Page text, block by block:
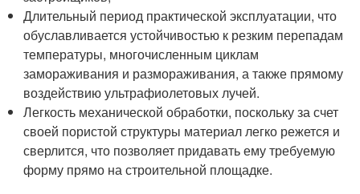
Длительный период практической эксплуатации, что
обуславливается устойчивостью к резким перепадам
температуры, многочисленным циклам
замораживания и размораживания, а также прямому
воздействию ультрафиолетовых лучей.
Легкость механической обработки, поскольку за счет
своей пористой структуры материал легко режется и
сверлится, что позволяет придавать ему требуемую
форму прямо на строительной площадке.